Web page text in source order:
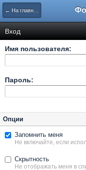
← На главную
Вход
Имя пользователя:
Пароль:
Опции
Запомнить меня
Не включайте, если
Скрытность
Не отображать меня в